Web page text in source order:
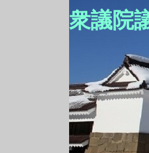
衆議院